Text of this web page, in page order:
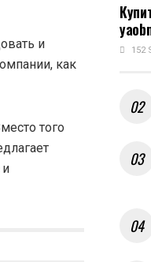
и
как
того
и
152